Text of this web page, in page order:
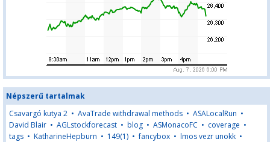
Népszerű tartalmak
Csavargó kutya 2 • AvaTrade withdrawal methods • ASALocalRun •
David Blair • AGLstockforecast • blog • ASMonacoFC • coverage •
tags • KatharineHepburn • 149(1) •fancybox • lmos vezr unokk •